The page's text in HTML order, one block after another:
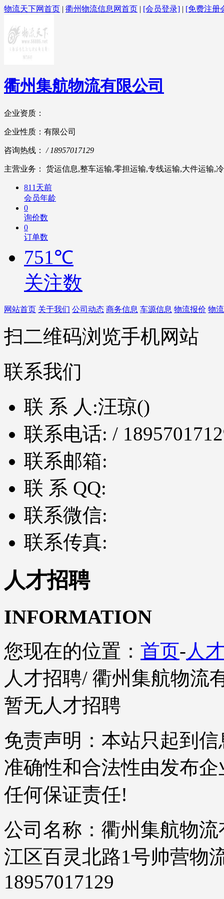
物流天下网首页 | 衢州物流信息网首页 | [会员登录] | [免费注册
衢州集航物流有限公司
企业资质：
企业性质：有限公司
咨询热线： / 18957017129
主营业务： 货运信息,整车运输,零担运输,专线运输,大件运输,
811天前
会员年龄
0
询价数
0
订单数
751℃
关注数
网站首页 关于我们 公司动态 商务信息 车源信息 物流报价 物
扫二维码浏览手机网站
联系我们
联 系 人:汪琼()
联系电话: /
联系邮箱:
联 系 QQ:
联系微信:
联系传真:
人才招聘
INFORMATION
您现在的位置： 首页-人
人才招聘/ 衢州集航物流
暂无人才招聘
免责声明：本站只起到
准确性和合法性由发布
任何保证责任!
公司名称：衢州集航物
江区百灵北路1号帅营物
18957017129